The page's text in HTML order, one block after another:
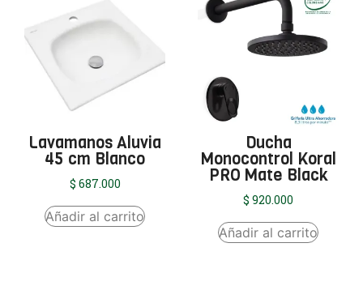
Lavamanos Aluvia
45 cm Blanco
$ 687.000
Añadir al carrito
Ducha
Monocontrol Koral
PRO Mate Black
$ 920.000
Añadir al carrito